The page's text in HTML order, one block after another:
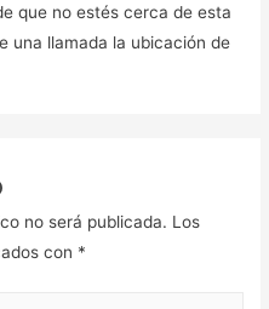
que no estés cerca de esta
una llamada la ubicación de
no será publicada. Los
con *